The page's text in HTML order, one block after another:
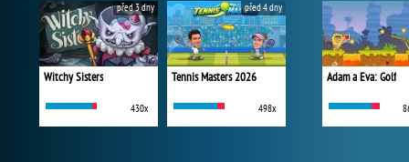
Witchy Sisters
430x
před 3 dny
Tennis Masters 2026
498x
před 4 dny
Adam a Eva: Golf